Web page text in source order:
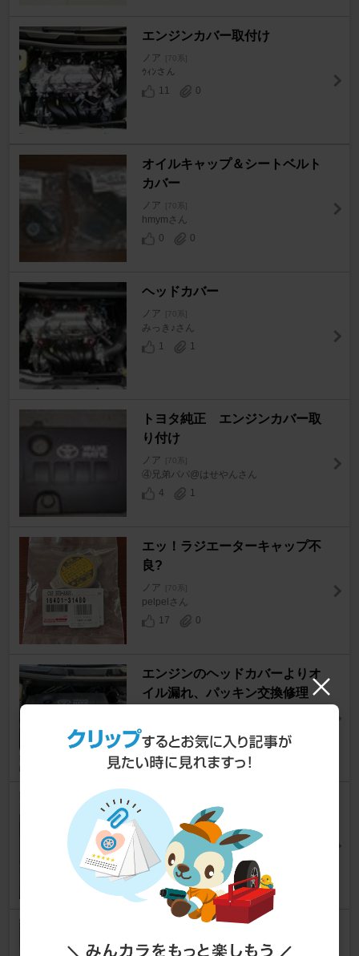
エンジンカバー取付け
ノア [70系]
ｳｨﾝさん
11
0
オイルキャップ＆シートベルト
カバー
ノア [70系]
hmymさん
0
0
ヘッドカバー
ノア [70系]
みっき♪さん
1
1
トヨタ純正 エンジンカバー取
り付け
ノア [70系]
④兄弟パパ@はせやんさん
4
1
エッ！ラジエーターキャップ不
良?
ノア [70系]
pelpelさん
17
0
エンジンのヘッドカバーよりオ
イル漏れ、パッキン交換修理
の ぐ さ んさん
7
2
オルタネーター交換
[70系]
tatubowさん
7
エンジンオイルの静電気除電は
こうでないと😁😁😁